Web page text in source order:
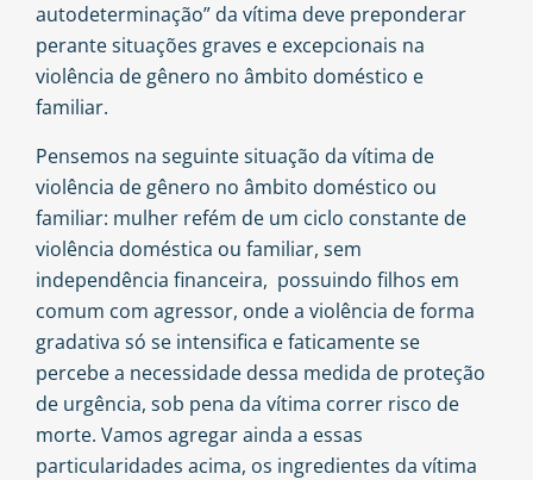
autodeterminação” da vítima deve preponderar
perante situações graves e excepcionais na
violência de gênero no âmbito doméstico e
familiar.
Pensemos na seguinte situação da vítima de
violência de gênero no âmbito doméstico ou
familiar: mulher refém de um ciclo constante de
violência doméstica ou familiar, sem
independência financeira, possuindo filhos em
comum com agressor, onde a violência de forma
gradativa só se intensifica e faticamente se
percebe a necessidade dessa medida de proteção
de urgência, sob pena da vítima correr risco de
morte. Vamos agregar ainda a essas
particularidades acima, os ingredientes da vítima